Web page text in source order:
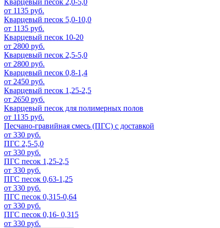
от 1135 руб.
Кварцевый песок 5,0-10,0
от 1135 руб.
Кварцевый песок 10-20
от 2800 руб.
Кварцевый песок 2,5-5,0
от 2800 руб.
Кварцевый песок 0,8-1,4
от 2450 руб.
Кварцевый песок 1,25-2,5
от 2650 руб.
Кварцевый песок для полимерных полов
от 1135 руб.
Песчано-гравийная смесь (ПГС) с доставкой
от 330 руб.
ПГС 2,5-5,0
от 330 руб.
ПГС песок 1,25-2,5
от 330 руб.
ПГС песок 0,63-1,25
от 330 руб.
ПГС песок 0,315-0,64
от 330 руб.
ПГС песок 0,16- 0,315
от 330 руб.